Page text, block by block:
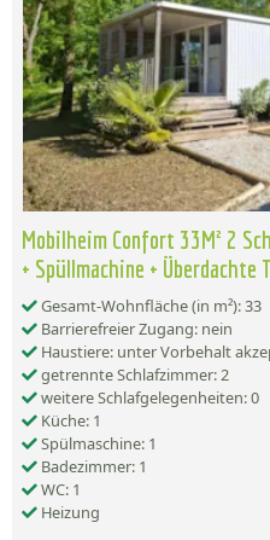
Mobilheim Confort 33M² 2
+ Spüllmachine + Überdachte
Gesamt-Wohnfläche (in m²): 33
Barrierefreier Zugang: nein
Haustiere: unter Vorbehalt
getrennte Schlafzimmer: 2
weitere Schlafgelegenheiten: 0
Küche: 1
Spülmaschine: 1
Badezimmer: 1
WC: 1
Heizung